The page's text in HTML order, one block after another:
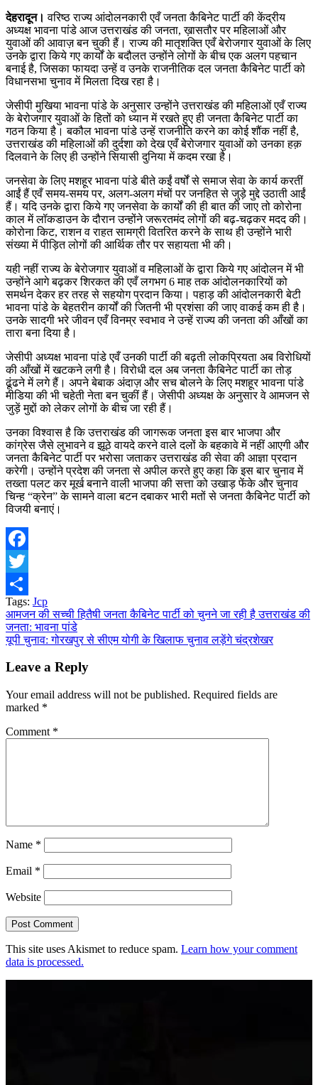
देहरादून। वरिष्ठ राज्य आंदोलनकारी एवँ जनता कैबिनेट पार्टी की केंद्रीय
अध्यक्ष भावना पांडे आज उत्तराखंड की जनता, ख़ासतौर पर महिलाओं और
युवाओं की आवाज़ बन चुकी हैं। राज्य की मातृशक्ति एवँ बेरोजगार युवाओं के लिए
उनके द्वारा किये गए कार्यों के बदौलत उन्होंने लोगों के बीच एक अलग पहचान
बनाई है, जिसका फायदा उन्हें व उनके राजनीतिक दल जनता कैबिनेट पार्टी को
विधानसभा चुनाव में मिलता दिख रहा है।
जेसीपी मुखिया भावना पांडे के अनुसार उन्होंने उत्तराखंड की महिलाओं एवँ राज्य
के बेरोजगार युवाओं के हितों को ध्यान में रखते हुए ही जनता कैबिनेट पार्टी का
गठन किया है। बकौल भावना पांडे उन्हें राजनीति करने का कोई शौंक नहीं है,
उत्तराखंड की महिलाओं की दुर्दशा को देख एवँ बेरोजगार युवाओं को उनका हक़
दिलवाने के लिए ही उन्होंने सियासी दुनिया में कदम रखा है।
जनसेवा के लिए मशहूर भावना पांडे बीते कईं वर्षों से समाज सेवा के कार्य करतीं
आईं हैं एवँ समय-समय पर, अलग-अलग मंचों पर जनहित से जुड़े मुद्दे उठाती आईं
हैं। यदि उनके द्वारा किये गए जनसेवा के कार्यों की ही बात की जाए तो कोरोना
काल में लॉकडाउन के दौरान उन्होंने जरूरतमंद लोगों की बढ़-चढ़कर मदद की।
कोरोना किट, राशन व राहत सामग्री वितरित करने के साथ ही उन्होंने भारी
संख्या में पीड़ित लोगों की आर्थिक तौर पर सहायता भी की।
यही नहीं राज्य के बेरोजगार युवाओं व महिलाओं के द्वारा किये गए आंदोलन में भी
उन्होंने आगे बढ़कर शिरकत की एवँ लगभग 6 माह तक आंदोलनकारियों को
समर्थन देकर हर तरह से सहयोग प्रदान किया। पहाड़ की आंदोलनकारी बेटी
भावना पांडे के बेहतरीन कार्यों की जितनी भी प्रशंसा की जाए वाकई कम ही है।
उनके सादगी भरे जीवन एवँ विनम्र स्वभाव ने उन्हें राज्य की जनता की आँखों का
तारा बना दिया है।
जेसीपी अध्यक्ष भावना पांडे एवँ उनकी पार्टी की बढ़ती लोकप्रियता अब विरोधियों
की आँखों में खटकने लगी है। विरोधी दल अब जनता कैबिनेट पार्टी का तोड़
ढूंढने में लगे हैं। अपने बेबाक अंदाज़ और सच बोलने के लिए मशहूर भावना पांडे
मीडिया की भी चहेती नेता बन चुकीं हैं। जेसीपी अध्यक्ष के अनुसार वे आमजन से
जुड़ें मुद्दों को लेकर लोगों के बीच जा रही हैं।
उनका विश्वास है कि उत्तराखंड की जागरूक जनता इस बार भाजपा और
कांग्रेस जैसे लुभावने व झूठे वायदे करने वाले दलों के बहकावे में नहीं आएगी और
जनता कैबिनेट पार्टी पर भरोसा जताकर उत्तराखंड की सेवा की आज्ञा प्रदान
करेगी। उन्होंने प्रदेश की जनता से अपील करते हुए कहा कि इस बार चुनाव में
तख्ता पलट कर मूर्ख बनाने वाली भाजपा की सत्ता को उखाड़ फेंके और चुनाव
चिन्ह “क्रेन” के सामने वाला बटन दबाकर भारी मतों से जनता कैबिनेट पार्टी को
विजयी बनाएं।
Facebook
Twitter
Share
Tags: Jcp
Post
navigation
आमजन की सच्ची हितैषी जनता कैबिनेट पार्टी को चुनने जा रही है उत्तराखंड की
जनता: भावना पांडे
यूपी चुनाव: गोरखपुर से सीएम योगी के खिलाफ चुनाव लड़ेंगे चंद्रशेखर
Leave a Reply
Your email address will not be published. Required fields are
marked *
Comment *
Name *
Email *
Website
This site uses Akismet to reduce spam. Learn how your comment
data is processed.